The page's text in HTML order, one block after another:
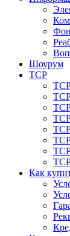
Шоурум
ТСР
ТСР
ТСР
ТСР
ТСР
ТСР
Как